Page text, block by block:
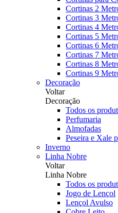
Cortinas 2
Cortinas 3
Cortinas 4
Cortinas 5
Cortinas 6
Cortinas 7
Cortinas 8
Cortinas 9
Decoração
Voltar
Decoração
Todos os
Perfumaria
Almofadas
Peseira e Xale
Inverno
Linha Nobre
Voltar
Linha Nobre
Todos os
Jogo de Lençol
Lençol Avulso